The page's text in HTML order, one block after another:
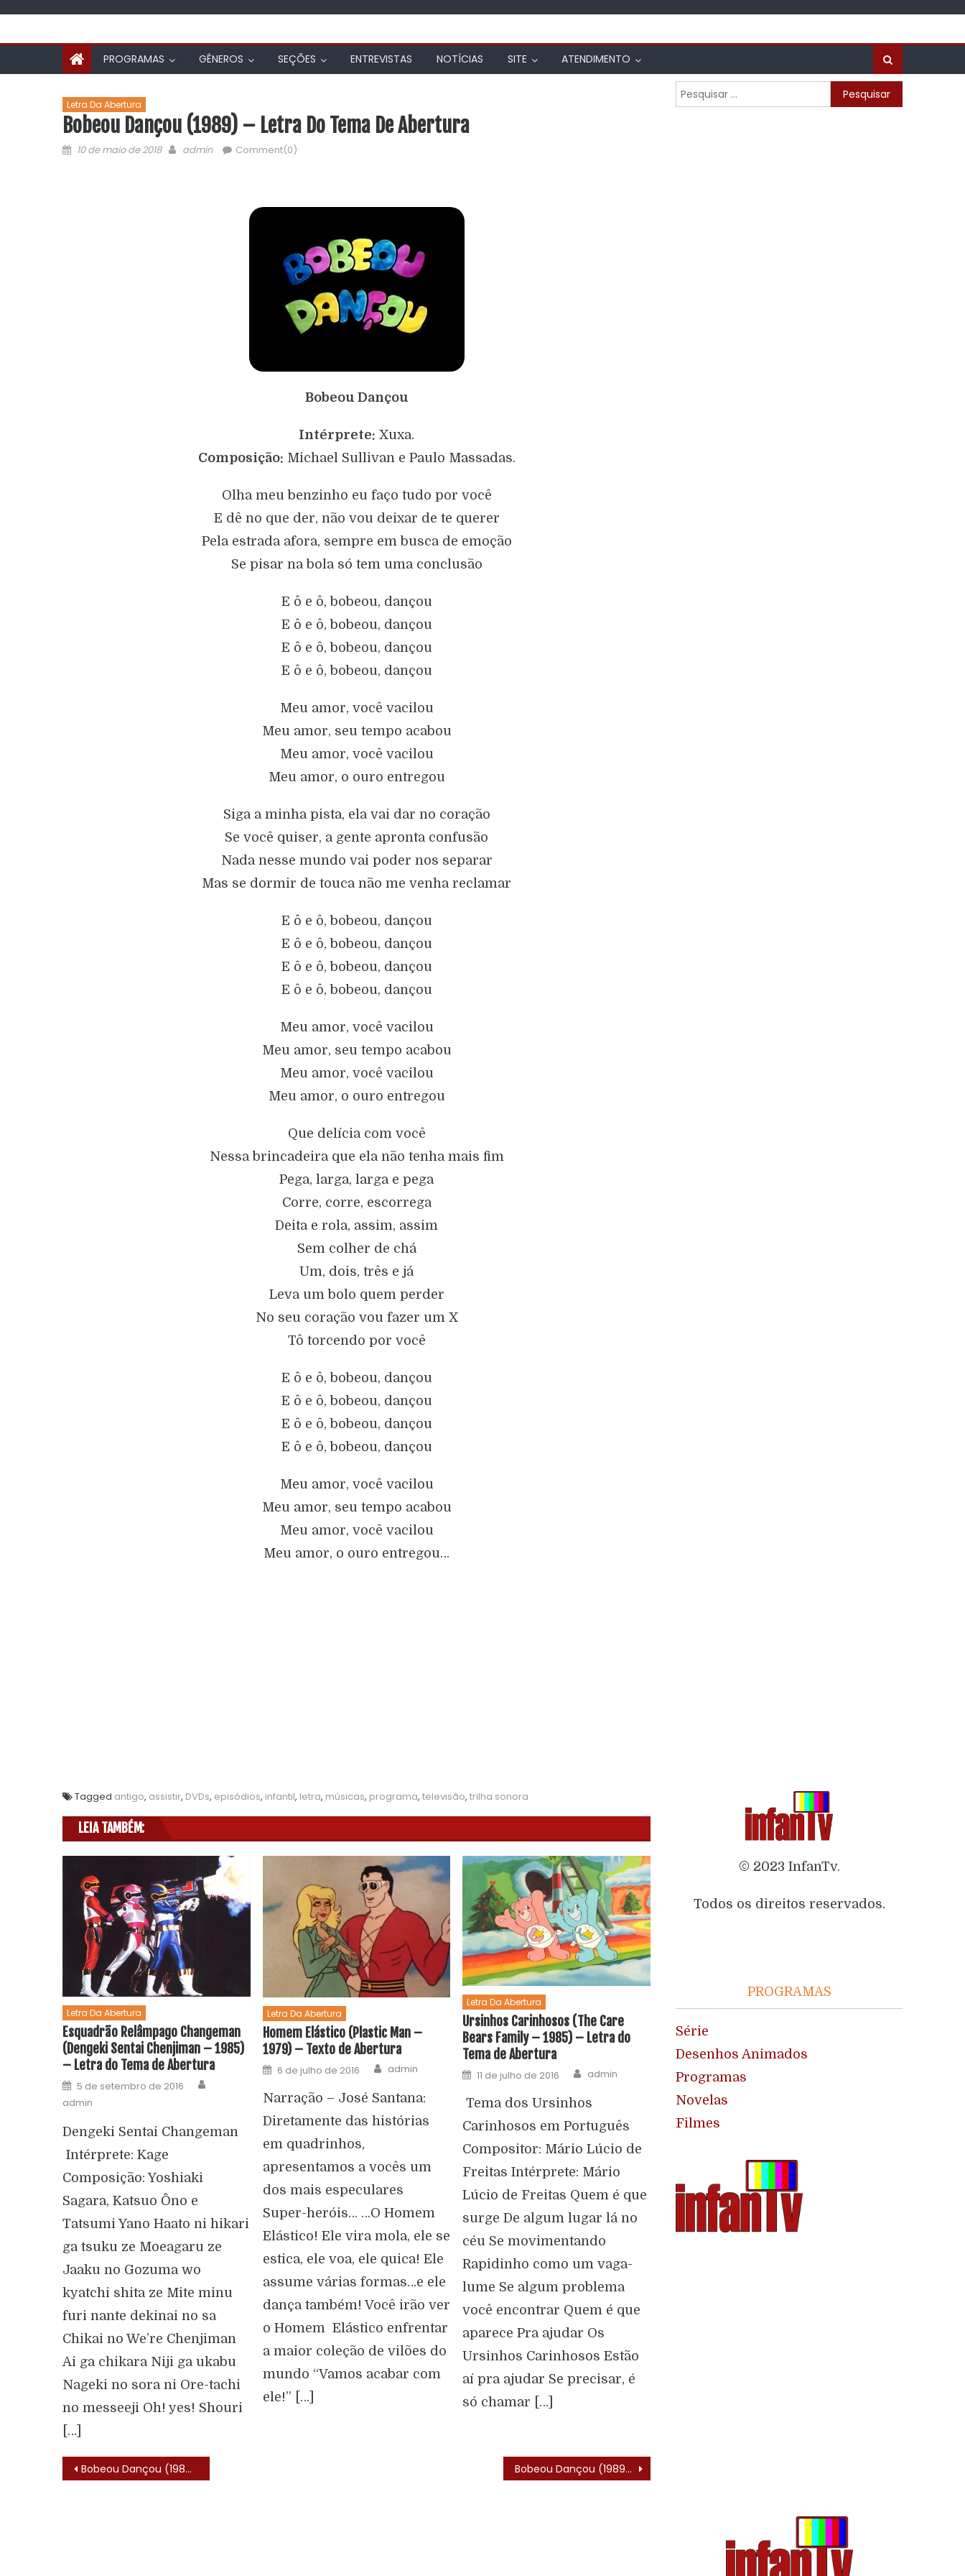
PROGRAMAS GÊNEROS SEÇÕES ENTREVISTAS NOTÍCIAS SITE ATENDIMENTO
Letra Da Abertura
Bobeou Dançou (1989) – Letra Do Tema De Abertura
10 de maio de 2018 admin Comment(0)
Bobeou Dançou
Intérprete: Xuxa.
Composição: Michael Sullivan e Paulo Massadas.
Olha meu benzinho eu faço tudo por você
E dê no que der, não vou deixar de te querer
Pela estrada afora, sempre em busca de emoção
Se pisar na bola só tem uma conclusão
E ô e ô, bobeou, dançou
E ô e ô, bobeou, dançou
E ô e ô, bobeou, dançou
E ô e ô, bobeou, dançou
Meu amor, você vacilou
Meu amor, seu tempo acabou
Meu amor, você vacilou
Meu amor, o ouro entregou
Siga a minha pista, ela vai dar no coração
Se você quiser, a gente apronta confusão
Nada nesse mundo vai poder nos separar
Mas se dormir de touca não me venha reclamar
E ô e ô, bobeou, dançou
E ô e ô, bobeou, dançou
E ô e ô, bobeou, dançou
E ô e ô, bobeou, dançou
Meu amor, você vacilou
Meu amor, seu tempo acabou
Meu amor, você vacilou
Meu amor, o ouro entregou
Que delícia com você
Nessa brincadeira que ela não tenha mais fim
Pega, larga, larga e pega
Corre, corre, escorrega
Deita e rola, assim, assim
Sem colher de chá
Um, dois, três e já
Leva um bolo quem perder
No seu coração vou fazer um X
Tô torcendo por você
E ô e ô, bobeou, dançou
E ô e ô, bobeou, dançou
E ô e ô, bobeou, dançou
E ô e ô, bobeou, dançou
Meu amor, você vacilou
Meu amor, seu tempo acabou
Meu amor, você vacilou
Meu amor, o ouro entregou…
Tagged antigo, assistir, DVDs, episódios, infantil, letra, músicas, programa, televisão, trilha sonora
LEIA TAMBÉM:
Letra Da Abertura
Esquadrão Relâmpago Changeman
(Dengeki Sentai Chenjiman – 1985)
– Letra do Tema de Abertura
5 de setembro de 2016
admin
Dengeki Sentai Changeman
Intérprete: Kage
Composição: Yoshiaki
Sagara, Katsuo Ôno e
Tatsumi Yano Haato ni hikari
ga tsuku ze Moeagaru ze
Jaaku no Gozuma wo
kyatchi shita ze Mite minu
furi nante dekinai no sa
Chikai no We’re Chenjiman
Ai ga chikara Niji ga ukabu
Nageki no sora ni Ore-tachi
no messeeji Oh! yes! Shouri
[…]
Letra Da Abertura
Homem Elástico (Plastic Man –
1979) – Texto de Abertura
6 de julho de 2016 admin
Narração – José Santana:
Diretamente das histórias
em quadrinhos,
apresentamos a vocês um
dos mais especulares
Super-heróis… …O Homem
Elástico! Ele vira mola, ele se
estica, ele voa, ele quica! Ele
assume várias formas…e ele
dança também! Você irão ver
o Homem Elástico enfrentar
a maior coleção de vilões do
mundo “Vamos acabar com
ele!” […]
Letra Da Abertura
Ursinhos Carinhosos (The Care
Bears Family – 1985) – Letra do
Tema de Abertura
11 de julho de 2016 admin
Tema dos Ursinhos
Carinhosos em Português
Compositor: Mário Lúcio de
Freitas Intérprete: Mário
Lúcio de Freitas Quem é que
surge De algum lugar lá no
céu Se movimentando
Rapidinho como um vaga-
lume Se algum problema
você encontrar Quem é que
aparece Pra ajudar Os
Ursinhos Carinhosos Estão
aí pra ajudar Se precisar, é
só chamar […]
Bobeou Dançou (1989) – Trilha Sonora Bobeou Dançou (1989) – Elenco
© 2023 InfanTv.
Todos os direitos reservados.
PROGRAMAS
Série
Desenhos Animados
Programas
Novelas
Filmes